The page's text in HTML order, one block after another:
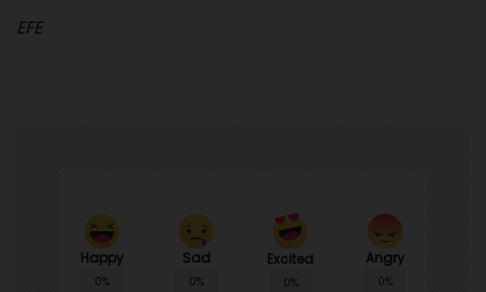
EFE
Happy
0%
Sad
0%
Excited
0%
Angry
0%